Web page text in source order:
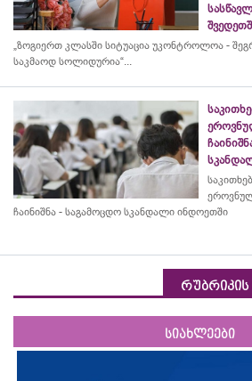
„ზოგიერთ კლასში სიტუაცია უკონტროლოა -
საკმაოდ სოლიდურია“...
ჩაინიშნა - საგამოცდო სკანდალი ინდოეთში
სიახლეები